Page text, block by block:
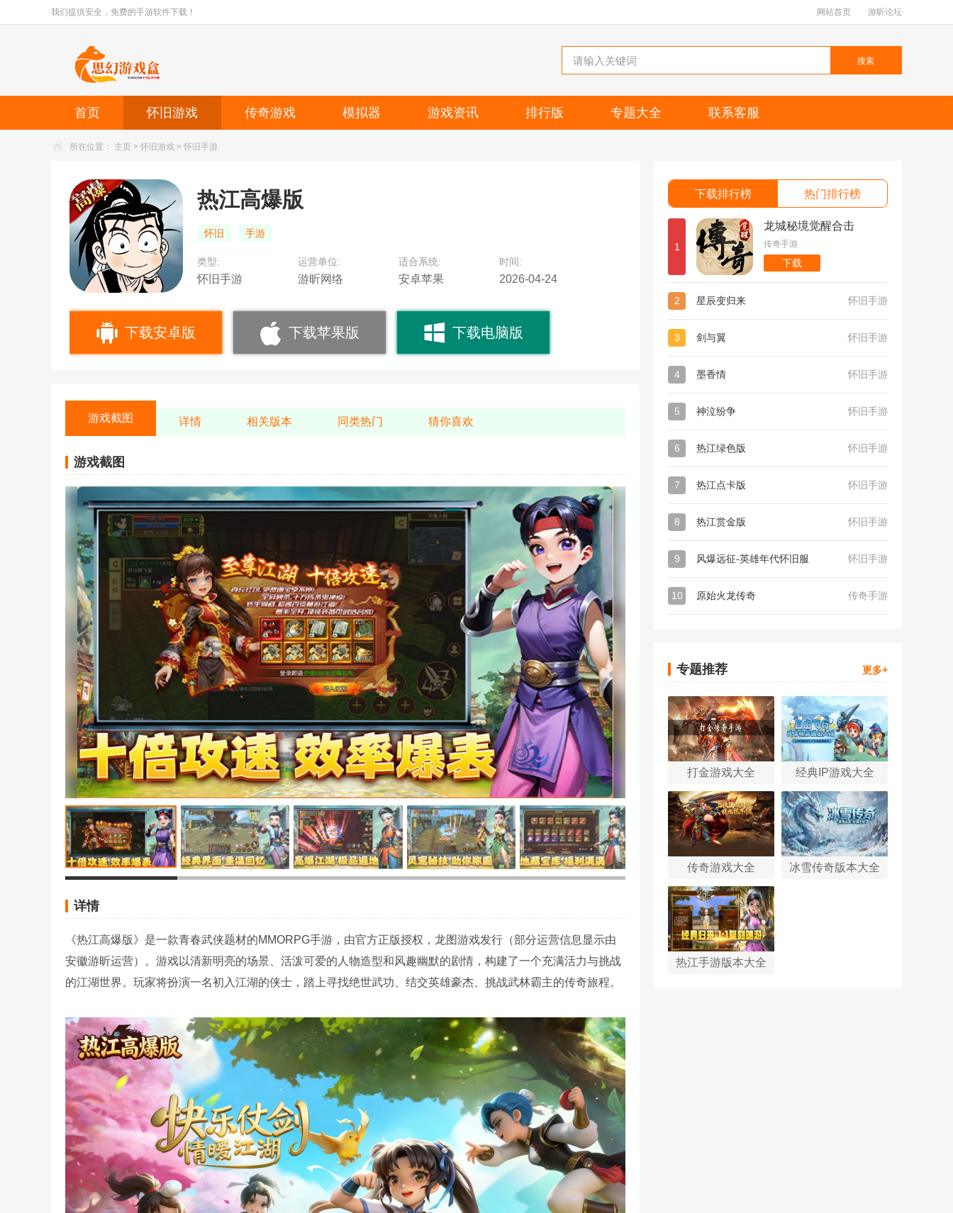
我们提供安全，免费的手游软件下载！ 网站首页 游昕论坛
搜索
首页 怀旧游戏 传奇游戏 模拟器 游戏资讯 排行版 专题大全 联系客服
所在位置： 主页 > 怀旧游戏 > 怀旧手游
热江高爆版
怀旧 手游
类型:
怀旧手游
运营单位:
游昕网络
适合系统:
安卓苹果
时间:
2026-04-24
下载安卓版 下载苹果版 下载电脑版
游戏截图 详情 相关版本 同类热门 猜你喜欢
游戏截图
详情
《热江高爆版》是一款青春武侠题材的MMORPG手游，由官方正版授权，龙图游戏发行（部分运营信息显示由
安徽游昕运营）。游戏以清新明亮的场景、活泼可爱的人物造型和风趣幽默的剧情，构建了一个充满活力与挑战
的江湖世界。玩家将扮演一名初入江湖的侠士，踏上寻找绝世武功、结交英雄豪杰、挑战武林霸主的传奇旅程。
下载排行榜 热门排行榜
1
龙城秘境觉醒合击
传奇手游
下载
2 星辰变归来 怀旧手游
3 剑与翼 怀旧手游
4 墨香情 怀旧手游
5 神泣纷争 怀旧手游
6 热江绿色版 怀旧手游
7 热江点卡版 怀旧手游
8 热江赏金版 怀旧手游
9 风爆远征-英雄年代怀旧服 怀旧手游
10 原始火龙传奇 传奇手游
专题推荐 更多+
打金游戏大全 经典IP游戏大全
传奇游戏大全 冰雪传奇版本大全
热江手游版本大全